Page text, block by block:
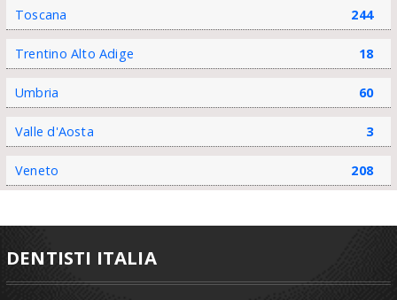
Toscana 244
Trentino Alto Adige 18
Umbria 60
Valle d'Aosta 3
Veneto 208
DENTISTI ITALIA